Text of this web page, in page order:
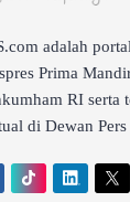
adalah
Prima
RI serta
di Dewan Pers